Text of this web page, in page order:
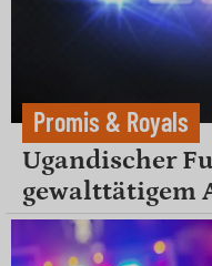
Promis & Royals
Ugandischer
gewalttätigem